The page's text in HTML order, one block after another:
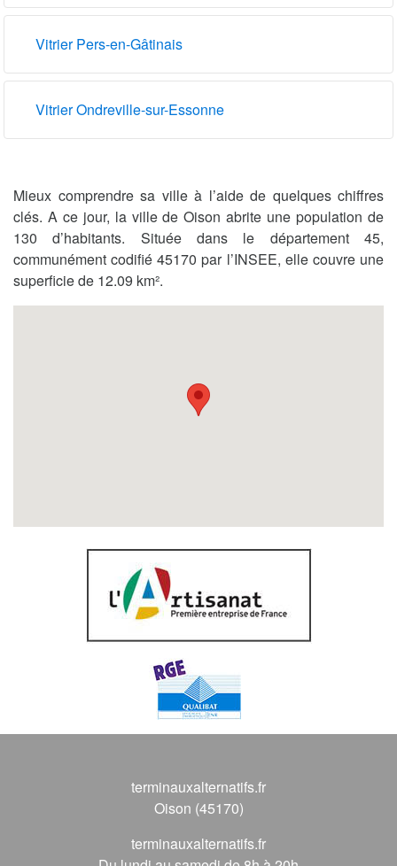
Vitrier Pers-en-Gâtinais
Vitrier Ondreville-sur-Essonne
Mieux comprendre sa ville à l’aide de quelques chiffres
clés. A ce jour, la ville de Oison abrite une population de
130 d’habitants. Située dans le département 45,
communément codifié 45170 par l’INSEE, elle couvre une
superficie de 12.09 km².
terminauxalternatifs.fr
Oison (45170)
terminauxalternatifs.fr